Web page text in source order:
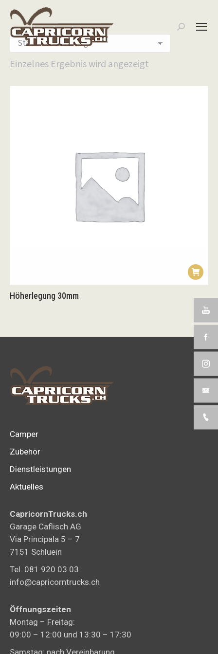
Search:
Einzelnes Ergebnis wird angezeigt
Höherlegung 30mm
Camper
Zubehör
Dienstleistungen
Aktuelles
CapricornTrucks.ch
Garage Caflisch AG
Via Principala 5 – 7
7151 Schluein
Tel. 081 920 03 03
info@capricorntrucks.ch
Öffnungszeiten
Montag – Freitag:
09:00 – 12:00 und 13:30 – 17:30
Samstag: nach Vereinbarung